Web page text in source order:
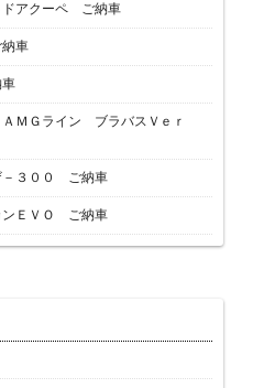
アクーペ ご納車
車
ＭＧライン ブラバスＶｅｒ
－３００ ご納車
ＥＶＯ ご納車